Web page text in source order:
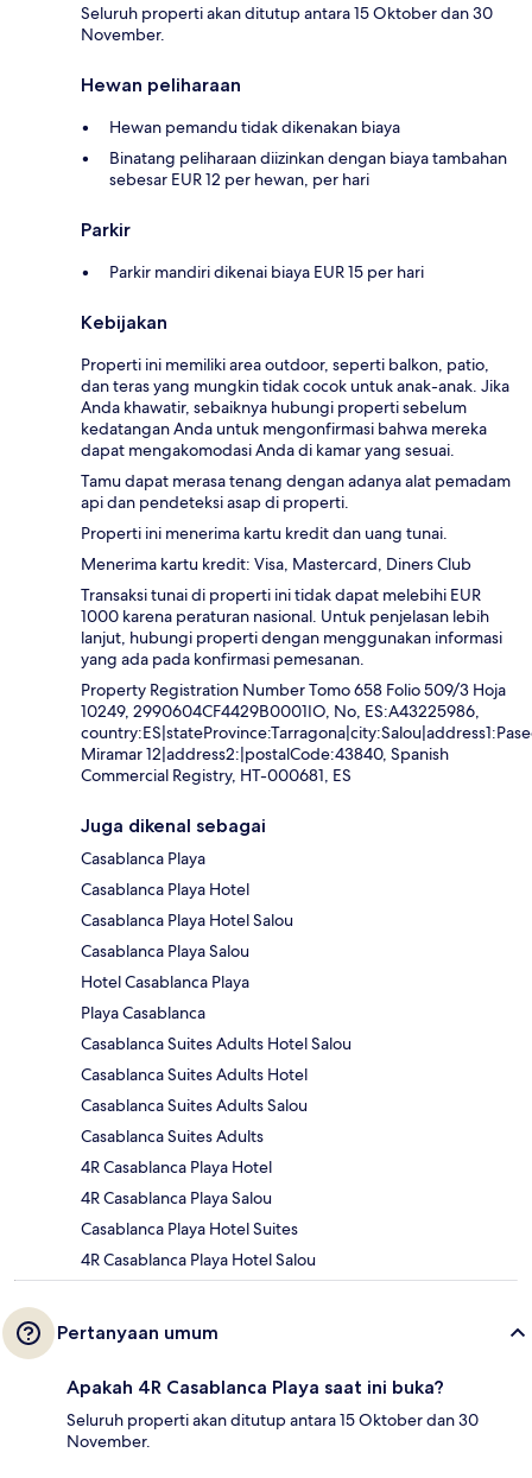
Seluruh properti akan ditutup antara 15 Oktober dan 30
November.
Hewan peliharaan
Hewan pemandu tidak dikenakan biaya
Binatang peliharaan diizinkan dengan biaya tambahan
sebesar EUR 12 per hewan, per hari
Parkir
Parkir mandiri dikenai biaya EUR 15 per hari
Kebijakan
Properti ini memiliki area outdoor, seperti balkon, patio,
dan teras yang mungkin tidak cocok untuk anak-anak. Jika
Anda khawatir, sebaiknya hubungi properti sebelum
kedatangan Anda untuk mengonfirmasi bahwa mereka
dapat mengakomodasi Anda di kamar yang sesuai.
Tamu dapat merasa tenang dengan adanya alat pemadam
api dan pendeteksi asap di properti.
Properti ini menerima kartu kredit dan uang tunai.
Menerima kartu kredit: Visa, Mastercard, Diners Club
Transaksi tunai di properti ini tidak dapat melebihi EUR
1000 karena peraturan nasional. Untuk penjelasan lebih
lanjut, hubungi properti dengan menggunakan informasi
yang ada pada konfirmasi pemesanan.
Property Registration Number Tomo 658 Folio 509/3 Hoja
10249, 2990604CF4429B0001IO, No, ES:A43225986,
Miramar 12|address2:|postalCode:43840, Spanish
Commercial Registry, HT-000681, ES
Juga dikenal sebagai
Casablanca Playa
Casablanca Playa Hotel
Casablanca Playa Hotel Salou
Casablanca Playa Salou
Hotel Casablanca Playa
Playa Casablanca
Casablanca Suites Adults Hotel Salou
Casablanca Suites Adults Hotel
Casablanca Suites Adults Salou
Casablanca Suites Adults
4R Casablanca Playa Hotel
4R Casablanca Playa Salou
Casablanca Playa Hotel Suites
4R Casablanca Playa Hotel Salou
Pertanyaan umum
Apakah 4R Casablanca Playa saat ini buka?
Seluruh properti akan ditutup antara 15 Oktober dan 30
November.